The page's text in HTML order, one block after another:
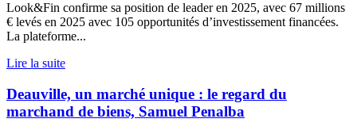
Look&Fin confirme sa position de leader en 2025, avec 67 millions
€ levés en 2025 avec 105 opportunités d’investissement financées.
La plateforme...
Lire la suite
Deauville, un marché unique : le regard du
marchand de biens, Samuel Penalba